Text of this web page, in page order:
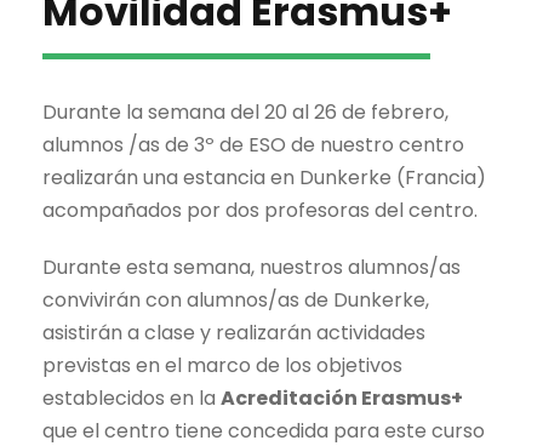
Movilidad Erasmus+
Durante la semana del 20 al 26 de febrero,
alumnos /as de 3º de ESO de nuestro centro
realizarán una estancia en Dunkerke (Francia)
acompañados por dos profesoras del centro.
Durante esta semana, nuestros alumnos/as
convivirán con alumnos/as de Dunkerke,
asistirán a clase y realizarán actividades
previstas en el marco de los objetivos
establecidos en la Acreditación Erasmus+
que el centro tiene concedida para este curso